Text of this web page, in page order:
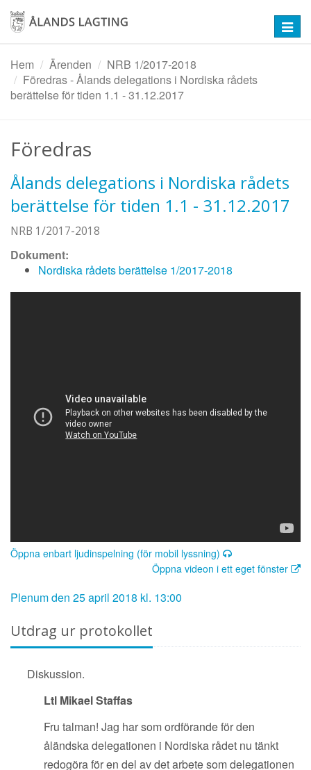
Hoppa
huvudinnehåll
Hem
Ärenden
NRB 1/2017-2018
Föredras - Ålands delegations i Nordiska rådets
berättelse för tiden 1.1 - 31.12.2017
Föredras
Ålands delegations i Nordiska rådets
berättelse för tiden 1.1 - 31.12.2017
NRB 1/2017-2018
Dokument:
Nordiska rådets berättelse 1/2017-2018
Öppna enbart ljudinspelning (för mobil lyssning)
Öppna videon i ett eget fönster
Plenum den 25 april 2018 kl. 13:00
Utdrag ur protokollet
Diskussion.
Ltl Mikael Staffas
Fru talman! Jag har som ordförande för den
åländska delegationen i Nordiska rådet nu tänkt
redogöra för en del av det arbete som delegationen